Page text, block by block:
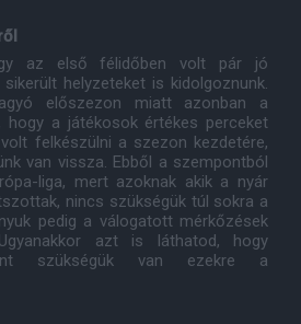
az első félidőben volt pár jó
helyzeteket is kidolgoznunk.
előszezon miatt azonban a
hogy a játékosok értékes perceket
felkészülni a szezon kezdetére,
van vissza. Ebből a szempontból
liga, mert azoknak akik a nyár
nincs szükségük túl sokra a
pedig a válogatott mérkőzések
azt is láthatod, hogy
szükségük van ezekre a